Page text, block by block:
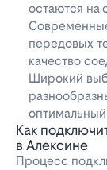
остаются на
передовых
качество
Широкий
Как
в Алексине
Процесс